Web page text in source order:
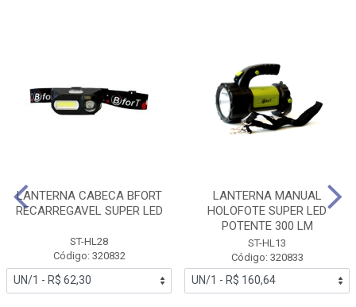
LANTERNA CABECA BFORT
RECARREGAVEL SUPER LED
ST-HL28
Código: 320832
LANTERNA MANUAL
HOLOFOTE SUPER LED
POTENTE 300 LM
ST-HL13
Código: 320833